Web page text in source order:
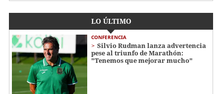
LO ÚLTIMO
CONFERENCIA
Silvio Rudman lanza advertencia
pese al triunfo de Marathón:
"Tenemos que mejorar mucho"